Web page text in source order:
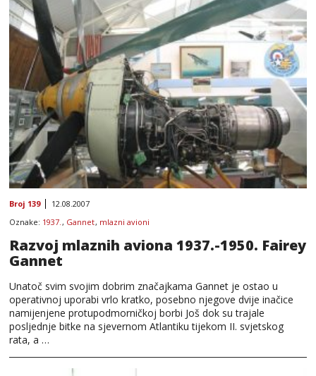
Broj 139
12.08.2007
Oznake: 1937., Gannet, mlazni avioni
Razvoj mlaznih aviona 1937.-1950. Fairey
Gannet
Unatoč svim svojim dobrim značajkama Gannet je ostao u
operativnoj uporabi vrlo kratko, posebno njegove dvije inačice
namijenjene protupodmorničkoj borbi Još dok su trajale
posljednje bitke na sjevernom Atlantiku tijekom II. svjetskog
rata, a …